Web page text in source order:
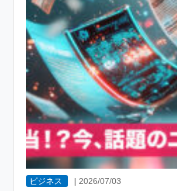
ビジネス | 2026/07/03